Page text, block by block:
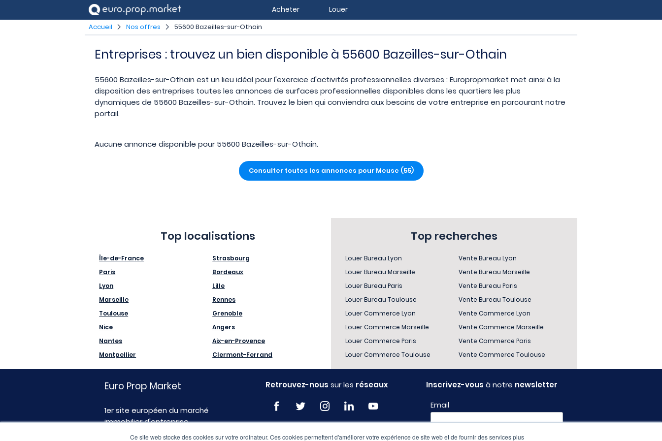
Ce site web stocke des cookies sur votre ordinateur. Ces cookies permettent d'améliorer votre expérience de site web et de fournir des services plus
Acheter Louer
Accueil Nos offres 55600 Bazeilles-sur-Othain
Entreprises : trouvez un bien disponible à 55600 Bazeilles-sur-Othain
55600 Bazeilles-sur-Othain est un lieu idéal pour l'exercice d'activités professionnelles diverses : Europropmarket met ainsi à la
disposition des entreprises toutes les annonces de surfaces professionnelles disponibles dans les quartiers les plus
dynamiques de 55600 Bazeilles-sur-Othain. Trouvez le bien qui conviendra aux besoins de votre entreprise en parcourant notre
portail.
Aucune annonce disponible pour 55600 Bazeilles-sur-Othain.
Consulter toutes les annonces pour Meuse (55)
Top localisations
Île-de-France
Paris
Lyon
Marseille
Toulouse
Nice
Nantes
Montpellier
Strasbourg
Bordeaux
Lille
Rennes
Grenoble
Angers
Aix-en-Provence
Clermont-Ferrand
Top recherches
Louer Bureau Lyon
Louer Bureau Marseille
Louer Bureau Paris
Louer Bureau Toulouse
Louer Commerce Lyon
Louer Commerce Marseille
Louer Commerce Paris
Louer Commerce Toulouse
Vente Bureau Lyon
Vente Bureau Marseille
Vente Bureau Paris
Vente Bureau Toulouse
Vente Commerce Lyon
Vente Commerce Marseille
Vente Commerce Paris
Vente Commerce Toulouse
Euro Prop Market
1er site européen du marché
immobilier d'entreprise
Retrouvez-nous sur les réseaux Inscrivez-vous à notre newsletter
Email
Profil